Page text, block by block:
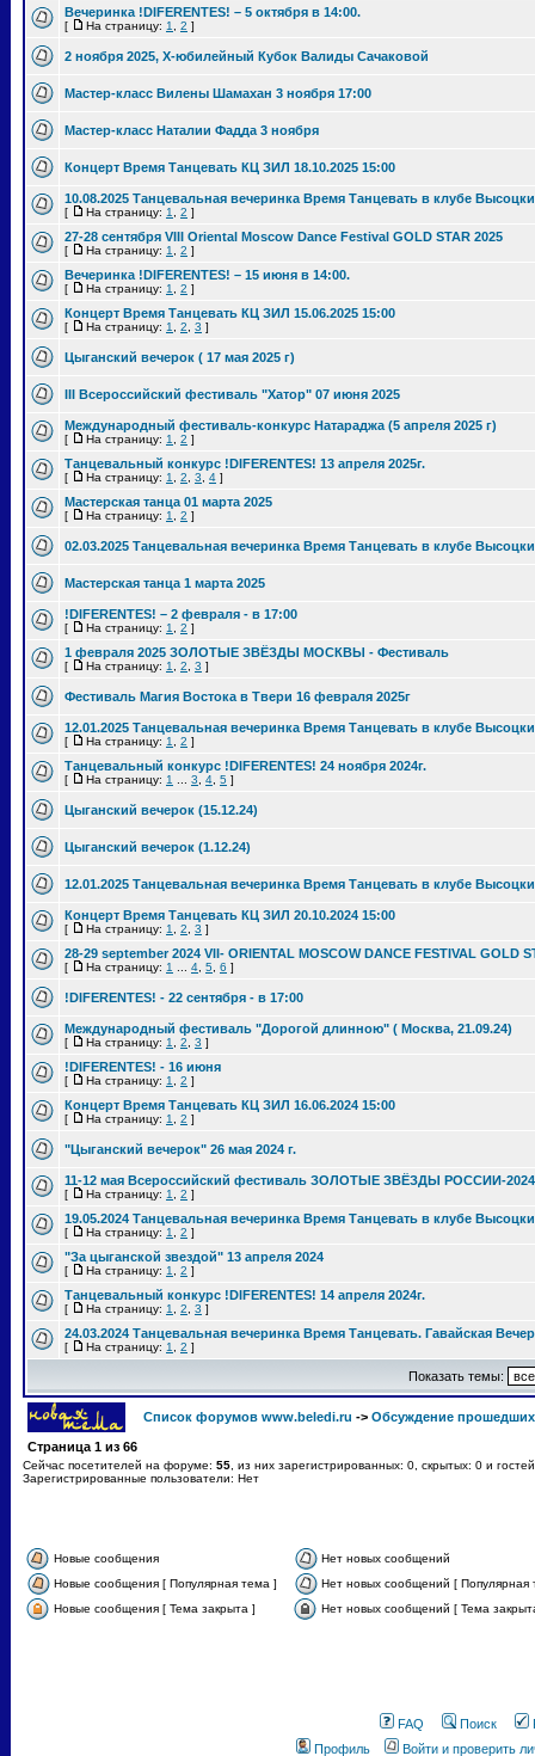
Вечеринка !DIFERENTES! – 5 октября в 14:00.
[ На страницу: 1 2 ]
2 ноября 2025, Х-юбилейный Кубок Валиды Сачаковой
Мастер-класс Вилены Шамахан 3 ноября 17:00
Мастер-класс Наталии Фадда 3 ноября
Концерт Время Танцевать КЦ ЗИЛ 18.10.2025 15:00
10.08.2025 Танцевальная вечеринка Время Танцевать в клубе
[ На страницу: 1 2 ]
27-28 сентября VIII Oriental Moscow Dance Festival GOLD STAR 2025
[ На страницу: 1 2 ]
Вечеринка !DIFERENTES! – 15 июня в 14:00.
[ На страницу: 1 2 ]
Концерт Время Танцевать КЦ ЗИЛ 15.06.2025 15:00
[ На страницу: 1 2 3 ]
Цыганский вечерок ( 17 мая 2025 г)
III Всероссийский фестиваль "Хатор" 07 июня 2025
Международный фестиваль-конкурс Натараджа (5 апреля 2025 г)
[ На страницу: 1 2 ]
Танцевальный конкурс !DIFERENTES! 13 апреля 2025г.
[ На страницу: 1 2 3 4 ]
Мастерская танца 01 марта 2025
[ На страницу: 1 2 ]
02.03.2025 Танцевальная вечеринка Время Танцевать в клубе
Мастерская танца 1 марта 2025
!DIFERENTES! – 2 февраля - в 17:00
[ На страницу: 1 2 ]
1 февраля 2025 ЗОЛОТЫЕ ЗВЁЗДЫ МОСКВЫ - Фестиваль
[ На страницу: 1 2 3 ]
Фестиваль Магия Востока в Твери 16 февраля 2025г
12.01.2025 Танцевальная вечеринка Время Танцевать в клубе
[ На страницу: 1 2 ]
Танцевальный конкурс !DIFERENTES! 24 ноября 2024г.
[ На страницу: 1 3 4 5 ]
Цыганский вечерок (15.12.24)
Цыганский вечерок (1.12.24)
12.01.2025 Танцевальная вечеринка Время Танцевать в клубе
Концерт Время Танцевать КЦ ЗИЛ 20.10.2024 15:00
[ На страницу: 1 2 3 ]
28-29 september 2024 VII- ORIENTAL MOSCOW DANCE FESTIVAL GOLD
[ На страницу: 1 4 5 6 ]
!DIFERENTES! - 22 сентября - в 17:00
Международный фестиваль "Дорогой длинною" ( Москва, 21.09.24)
[ На страницу: 1 2 3 ]
!DIFERENTES! - 16 июня
[ На страницу: 1 2 ]
Концерт Время Танцевать КЦ ЗИЛ 16.06.2024 15:00
[ На страницу: 1 2 ]
"Цыганский вечерок" 26 мая 2024 г.
11-12 мая Всероссийский фестиваль ЗОЛОТЫЕ ЗВЁЗДЫ РОССИИ-2024
[ На страницу: 1 2 ]
19.05.2024 Танцевальная вечеринка Время Танцевать в клубе
[ На страницу: 1 2 ]
"За цыганской звездой" 13 апреля 2024
[ На страницу: 1 2 ]
Танцевальный конкурс !DIFERENTES! 14 апреля 2024г.
[ На страницу: 1 2 3 ]
24.03.2024 Танцевальная вечеринка Время Танцевать. Гавайская
[ На страницу: 1 2 ]
Показать темы:
Список форумов www.beledi.ru -> Обсуждение
Страница 1 из 66
Сейчас посетителей на форуме: 55 , из них зарегистрированных: 0, скрытых: 0 и
Зарегистрированные пользователи: Нет
Новые сообщения
Нет новых сообщений
Новые сообщения [ Популярная тема ]
Нет новых сообщений [ Популярная
Новые сообщения [ Тема закрыта ]
Нет новых сообщений [ Тема
FAQ Поиск
Профиль
Войти и проверить